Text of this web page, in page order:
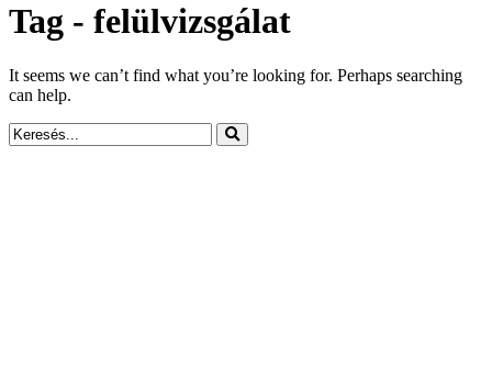
Tag - felülvizsgálat
It seems we can’t find what you’re looking for. Perhaps searching
can help.